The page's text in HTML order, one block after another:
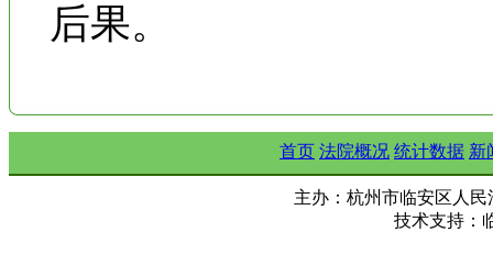
后果。
首页 法院概况 统计数据 新
主办：杭州市临安区人民
技术支持：